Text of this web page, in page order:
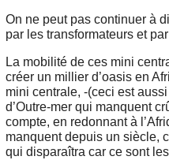
On ne peut pas continuer à
par les transformateurs et
La mobilité de ces mini
créer un millier d’oasis en
mini centrale, -(ceci est
d’Outre-mer qui manquent
compte, en redonnant à
manquent depuis un siècle,
qui disparaîtra car ce sont